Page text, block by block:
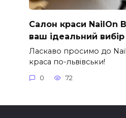
Салон краси NailOn
ваш ідеальний вибір
Ласкаво просимо до
краса по-львівськи!
0 72